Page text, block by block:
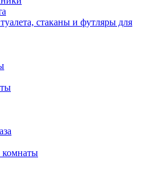
стаканы и футляры для
комнаты